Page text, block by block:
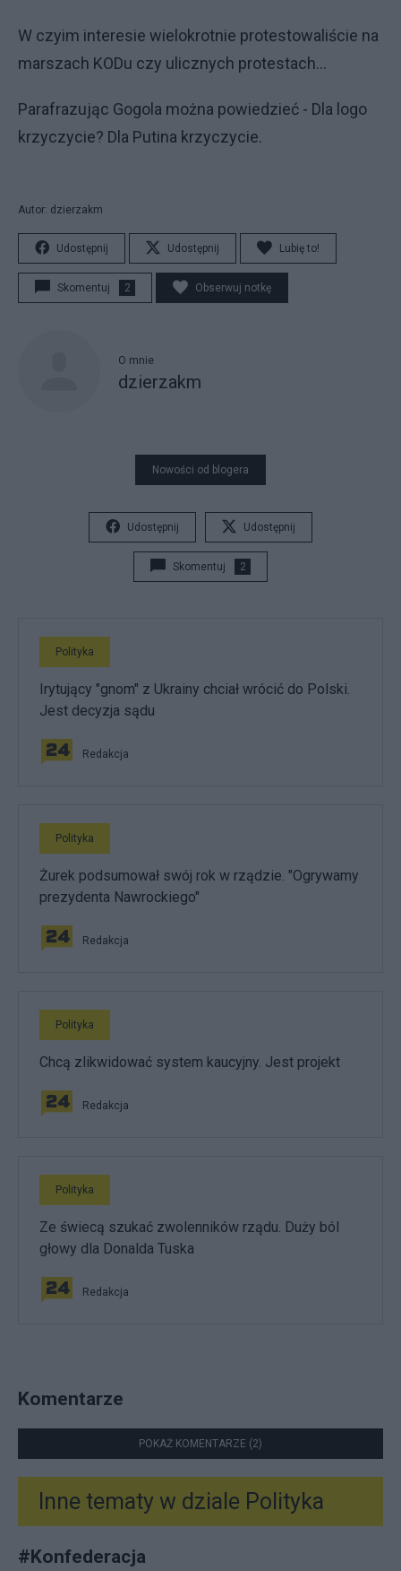
W czyim interesie wielokrotnie protestowaliście na
marszach KODu czy ulicznych protestach…
Parafrazując Gogola można powiedzieć - Dla logo
krzyczycie? Dla Putina krzyczycie.
Autor: dzierzakm
Udostępnij Udostępnij Lubię to!
Skomentuj 2 Obserwuj notkę
O mnie
dzierzakm
Nowości od blogera
Udostępnij Udostępnij
Skomentuj 2
Polityka
Irytujący "gnom" z Ukrainy chciał wrócić do Polski.
Jest decyzja sądu
Redakcja
Polityka
Żurek podsumował swój rok w rządzie. "Ogrywamy
prezydenta Nawrockiego"
Redakcja
Polityka
Chcą zlikwidować system kaucyjny. Jest projekt
Redakcja
Polityka
Ze świecą szukać zwolenników rządu. Duży ból
głowy dla Donalda Tuska
Redakcja
Komentarze
POKAŻ KOMENTARZE (2)
Inne tematy w dziale Polityka
#Konfederacja